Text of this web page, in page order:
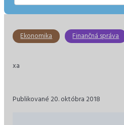
Ekonomika Finančná správa
xa
Publikované 20. októbra 2018